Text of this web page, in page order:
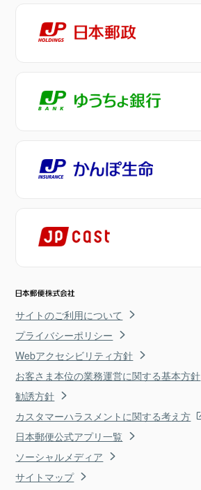
サイトのご利用について
プライバシーポリシー
Webアクセシビリティ方針
お客さま本位の業務運営に関する基本方針
勧誘方針
カスタマーハラスメントに関する考え方
日本郵便公式アプリ一覧
ソーシャルメディア
サイトマップ